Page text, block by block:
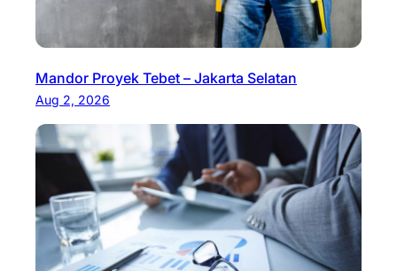
Mandor Proyek Tebet – Jakarta Selatan
Aug 2, 2026